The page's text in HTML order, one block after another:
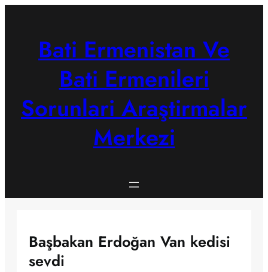
Bati Ermenistan Ve
Bati Ermenileri
Sorunlari Araştirmalar
Merkezi
Başbakan Erdoğan Van kedisi
sevdi